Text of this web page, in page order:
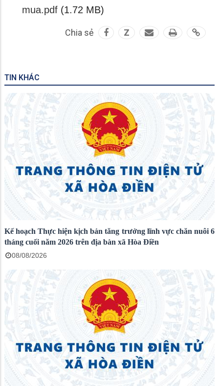
mua.pdf (1.72 MB)
Chia sẻ Z
TIN KHÁC
Kế hoạch Thực hiện kịch bản tăng trưởng lĩnh vực chăn nuôi 6
tháng cuối năm 2026 trên địa bàn xã Hòa Điền
08/08/2026